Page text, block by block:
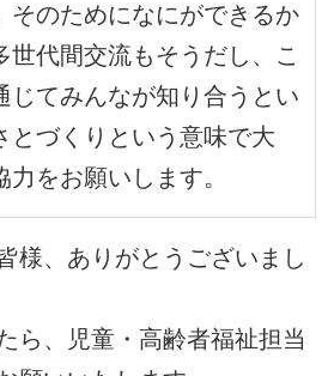
そのためになにができるか
世代間交流もそうだし、こ
じてみんなが知り合うとい
とづくりという意味で大
をお願いします。
様、ありがとうございまし
ら、児童・高齢者福祉担当